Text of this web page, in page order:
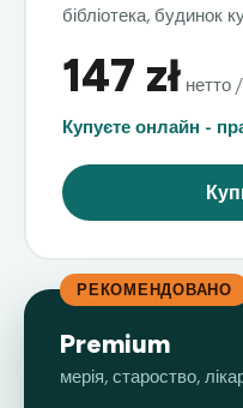
бібліотека, будинок
147 zł нетто
Купуєте онлайн -
РЕКОМЕНДОВАНО
Premium
мерія, староство,